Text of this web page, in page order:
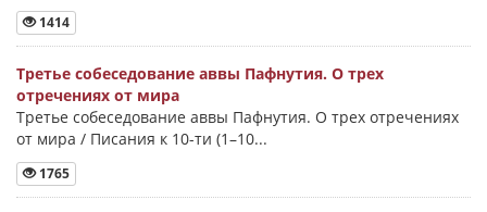
1414
Третье собеседование аввы Пафнутия. О трех
отречениях от мира
Третье собеседование аввы Пафнутия. О трех отречениях
от мира / Писания к 10-ти (1–10...
1765